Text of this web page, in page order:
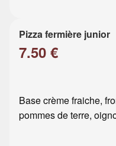
Pizza fermière junior
7.50 €
Base crème fraiche,
pommes de terre,